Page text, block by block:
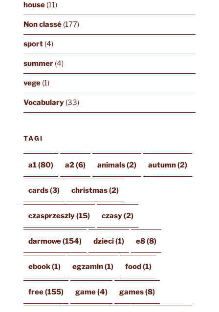
house(11)
Non classé(177)
sport(4)
summer(4)
vege(1)
Vocabulary(33)
TAGI
a1(80) a2(6) animals(2) autumn(2)
cards(3) christmas(2)
czasprzeszly(15) czasy(2)
darmowe(154) dzieci(1) e8(8)
ebook(1) egzamin(1) food(1)
free(155) game(4) games(8)